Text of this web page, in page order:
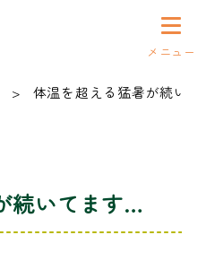
ログ
体温を超える猛暑が続い
続いてます…